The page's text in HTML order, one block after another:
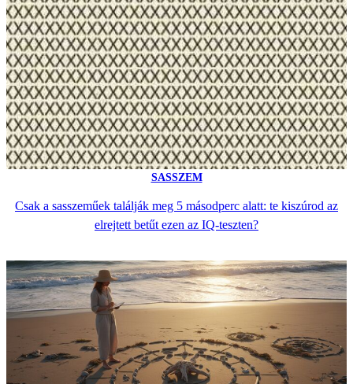
SASSZEM
Csak a sasszeműek találják meg 5 másodperc alatt: te kiszúrod az
elrejtett betűt ezen az IQ-teszten?